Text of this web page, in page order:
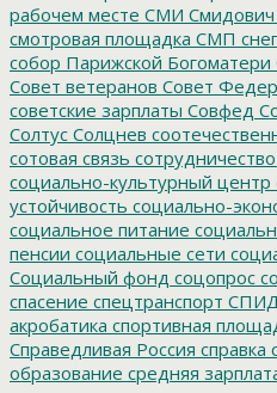
рабочем месте СМИ Смидович
смотровая площадка СМП снег
собор Парижской Богоматери
Совет ветеранов Совет
советские зарплаты Совфед
Солтус Солцнев
сотовая связь сотрудничество
социально-культурный центр
устойчивость социально-
социальное питание
пенсии социальные сети
Социальный фонд соцопрос
спасение спецтранспорт СПИД
акробатика спортивная
Справедливая Россия справка
образование средняя